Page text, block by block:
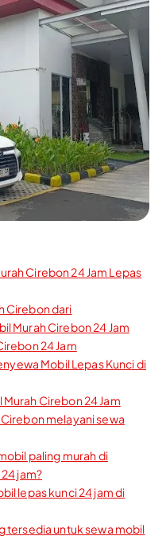
Cirebon 24 Jam Lepas
Cirebon dari
Murah Cirebon 24 Jam
24 Jam
Mobil Lepas Kunci di
Murah Cirebon 24 Jam
melayani sewa
paling murah di
jam?
lepas kunci 24 jam di
tersedia untuk sewa mobil